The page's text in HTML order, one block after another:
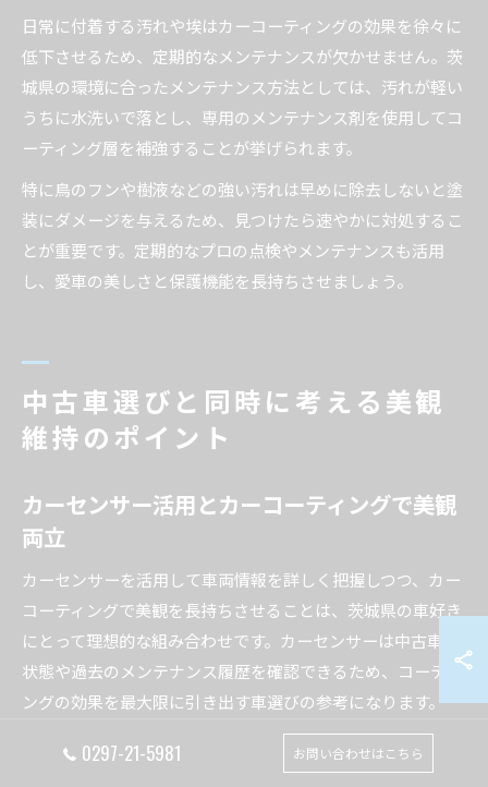
日常に付着する汚れや埃はカーコーティングの効果を徐々に
低下させるため、定期的なメンテナンスが欠かせません。茨
城県の環境に合ったメンテナンス方法としては、汚れが軽い
うちに水洗いで落とし、専用のメンテナンス剤を使用してコ
ーティング層を補強することが挙げられます。
特に鳥のフンや樹液などの強い汚れは早めに除去しないと塗
装にダメージを与えるため、見つけたら速やかに対処するこ
とが重要です。定期的なプロの点検やメンテナンスも活用
し、愛車の美しさと保護機能を長持ちさせましょう。
中古車選びと同時に考える美観
維持のポイント
カーセンサー活用とカーコーティングで美観
両立
カーセンサーを活用して車両情報を詳しく把握しつつ、カー
コーティングで美観を長持ちさせることは、茨城県の車好き
にとって理想的な組み合わせです。カーセンサーは中古車の
状態や過去のメンテナンス履歴を確認できるため、コーティ
ングの効果を最大限に引き出す車選びの参考になります。
例えば、傷や劣化が少ない車両であれば、カーコーティング
の持続性が高まり、洗車や日常のメンテナンスの負担も軽減
0297-21-5981 お問い合わせはこちら